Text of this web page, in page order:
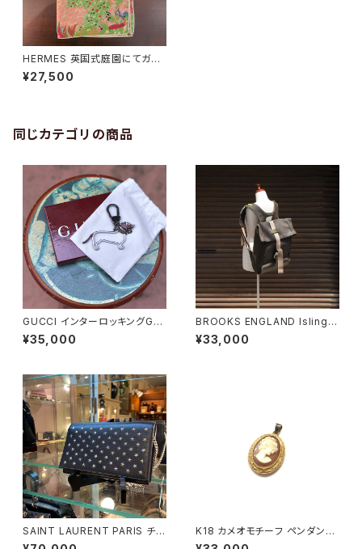
HERMES 英国式庭園にてガヴ
ロッシュ カレ45 スカーフ
¥27,500
同じカテゴリの商品
GUCCI インターロッキングGド
ッグ キーホルダー
¥35,000
BROOKS ENGLAND Islingto
n Rucksack
¥33,000
SAINT LAURENT PARIS チェ
ーンショルダーウォレット
K18 カメオモチーフ ペンダント
トップ